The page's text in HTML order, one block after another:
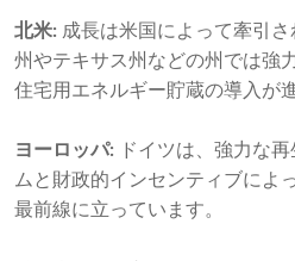
北米: 成長は米国によって牽引
州やテキサス州などの州では強
住宅用エネルギー貯蔵の導入が
ヨーロッパ:
ドイツは、強力な
ムと財政的インセンティブによ
最前線に立っています。